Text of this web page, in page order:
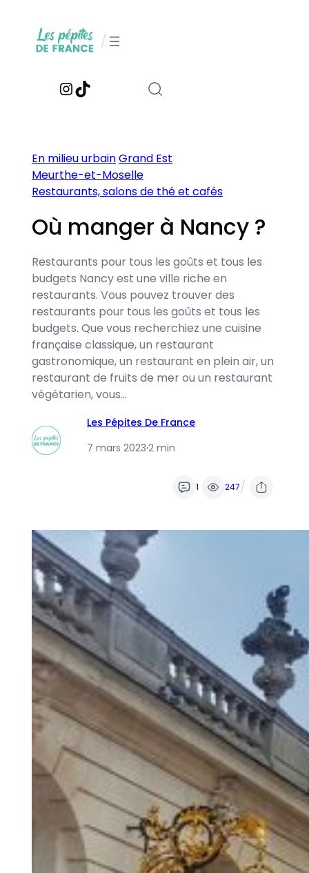
contenu
/
Instagram
TikTok
En milieu urbainGrand Est
Meurthe-et-Moselle
Restaurants, salons de thé et cafés
Où manger à Nancy ?
Restaurants pour tous les goûts et tous les
budgets Nancy est une ville riche en
restaurants. Vous pouvez trouver des
restaurants pour tous les goûts et tous les
budgets. Que vous recherchiez une cuisine
française classique, un restaurant
gastronomique, un restaurant en plein air, un
restaurant de fruits de mer ou un restaurant
végétarien, vous…
Les Pépites De France
7 mars 2023·2 min
1 247/